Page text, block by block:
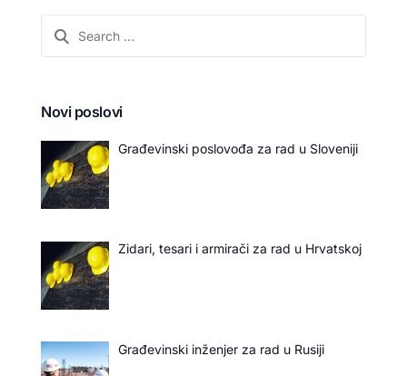
Novi poslovi
Građevinski poslovođa za rad u Sloveniji
Zidari, tesari i armirači za rad u Hrvatskoj
Građevinski inženjer za rad u Rusiji